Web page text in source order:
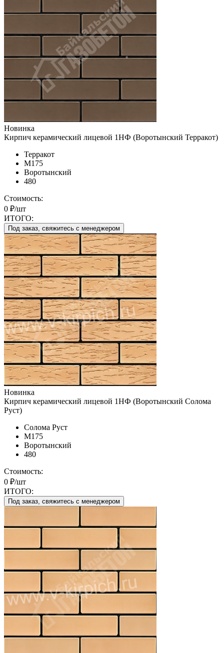
Новинка
Кирпич керамический лицевой 1НФ (Воротынский Терракот)
Терракот
М175
Воротынский
480
Стоимость:
0 ₽/шт
ИТОГО:
Под заказ, свяжитесь с менеджером
Новинка
Кирпич керамический лицевой 1НФ (Воротынский Солома
Руст)
Солома Руст
М175
Воротынский
480
Стоимость:
0 ₽/шт
ИТОГО:
Под заказ, свяжитесь с менеджером